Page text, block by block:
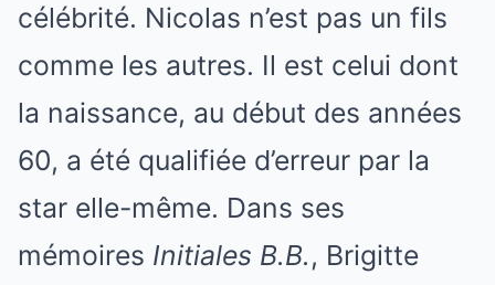
célébrité. Nicolas n’est pas un fils
comme les autres. Il est celui dont
la naissance, au début des années
60, a été qualifiée d’erreur par la
star elle-même. Dans ses
mémoires Initiales B.B., Brigitte